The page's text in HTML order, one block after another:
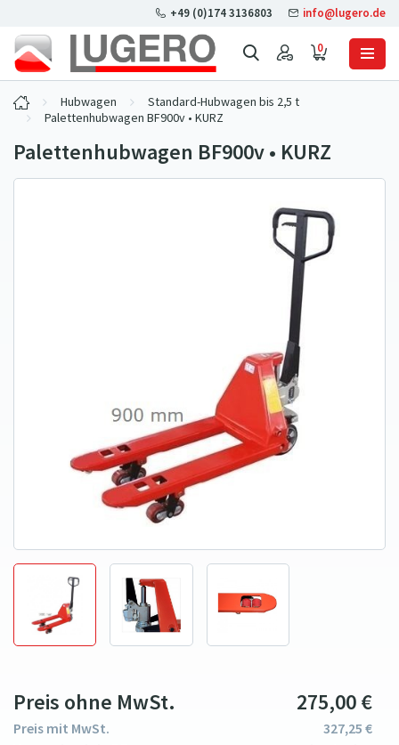
0
+49 (0)174 3136803 info@lugero.de
Hubwagen
Standard-Hubwagen bis 2,5 t
Palettenhubwagen BF900v • KURZ
Palettenhubwagen BF900v • KURZ
Preis ohne MwSt. 275 00€
Preis mit MwSt. 327 25€